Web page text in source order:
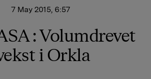
7 May 2015, 6:57
: Volumdrevet
i Orkla